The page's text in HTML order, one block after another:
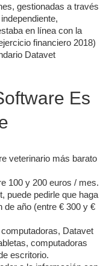
gestionadas a través
en línea con la
financiero 2018)
Datavet
Es
veterinario más barato
100 y 200 euros / mes.
puede pedirle que haga
de año (entre € 300 y €
Datavet
computadoras
escritorio.